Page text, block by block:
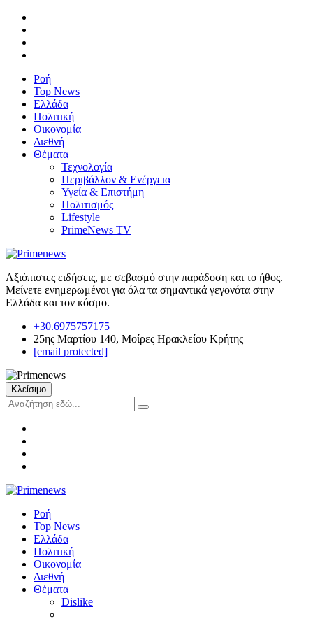
Ροή
Top News
Ελλάδα
Πολιτική
Οικονομία
Διεθνή
Θέματα
Τεχνολογία
Περιβάλλον & Ενέργεια
Υγεία & Επιστήμη
Πολιτισμός
Lifestyle
PrimeNews TV
Αξιόπιστες ειδήσεις, με σεβασμό στην παράδοση και το ήθος.
Μείνετε ενημερωμένοι για όλα τα σημαντικά γεγονότα στην
Ελλάδα και τον κόσμο.
+30.6975757175
25ης Μαρτίου 140, Μοίρες Ηρακλείου Κρήτης
[email protected]
Κλείσιμο
Ροή
Top News
Ελλάδα
Πολιτική
Οικονομία
Διεθνή
Θέματα
Dislike